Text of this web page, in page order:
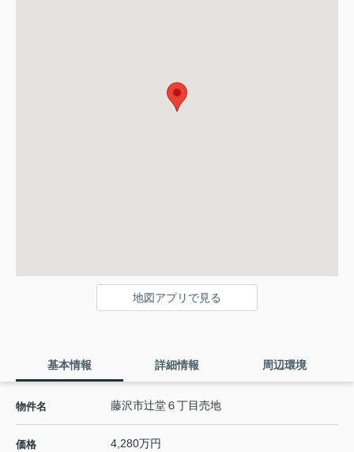
地図アプリで見る
基本情報 詳細情報 周辺環境
物件名 藤沢市辻堂６丁目売地
価格 4,280万円